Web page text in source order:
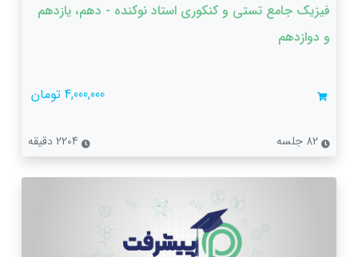
فیزیک جامع تستی و کنکوری استاد نوکنده - دهم، یازدهم
و دوازدهم
4,000,000 تومان